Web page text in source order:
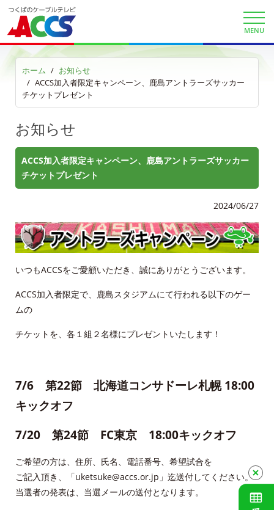
MENU
ホーム
お知らせ
ACCS加入者限定キャンペーン、鹿島アントラーズサッカー
チケットプレゼント
お知らせ
ACCS加入者限定キャンペーン、鹿島アントラーズサッカー
チケットプレゼント
2024/06/27
いつもACCSをご愛顧いただき、誠にありがとうございます。
ACCS加入者限定で、鹿島スタジアムにて行われる以下のゲー
ムの
チケットを、各１組２名様にプレゼントいたします！
7/6 第22節 北海道コンサドーレ札幌 18:00
キックオフ
7/20 第24節 FC東京 18:00キックオフ
ご希望の方は、住所、氏名、電話番号、希望試合を
ご記入頂き、「uketsuke@accs.or.jp」迄送付してください。
当選者の発表は、当選メールの送付となります。
財団案内
ごあいさつ
沿革
ＡＣＣＳ番組基準
個人情報保護方針
ACCSTV
ACCSnet
Cable-plus Phone
ACCSTV,ACCSnet&Cable-plus Phone Set
Service